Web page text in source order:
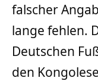
falscher
lange fehlen.
Deutschen
den